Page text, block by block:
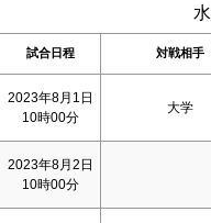
試合日程 対戦相手
2023年8月1日
10時00分
大学
2023年8月2日
10時00分